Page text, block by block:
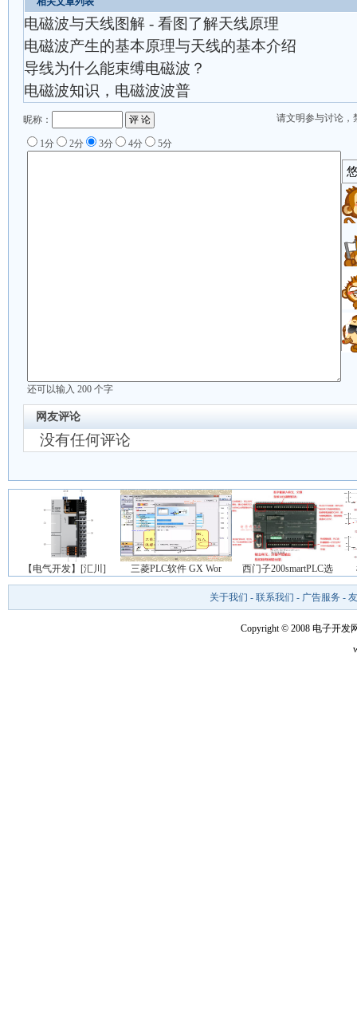
电磁波与天线图解 - 看图了解天线原理
电磁波产生的基本原理与天线的基本介绍
导线为什么能束缚电磁波？
电磁波知识，电磁波波普
请文明参与讨论，
昵称：
1分 2分 3分 4分 5分
还可以输入 200 个字
网友评论
没有任何评论
【电气开发】[汇川] 三菱PLC软件 GX Wor 西门子200smartPLC选
关于我们 - 联系我们 - 广告服务 -
Copyright © 2008 电子开发